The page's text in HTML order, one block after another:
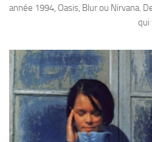
année 1994, Oasis, Blur ou Nirvana.
qui